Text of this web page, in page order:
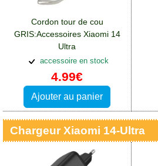
Cordon tour de cou
GRIS:Accessoires Xiaomi 14
Ultra
accessoire en stock
4.99€
Ajouter au panier
Chargeur Xiaomi 14-Ultra